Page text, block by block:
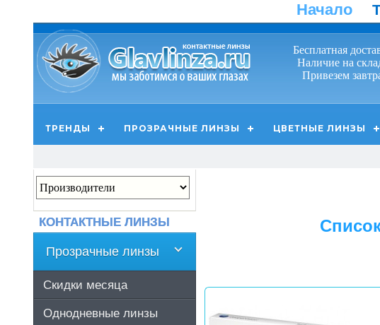
Начало
Бесплатная
Наличие на
Привезем
ТРЕНДЫ ПРОЗРАЧНЫЕ ЛИНЗЫ ЦВЕТНЫЕ ЛИНЗЫ
КОНТАКТНЫЕ ЛИНЗЫ
Прозрачные линзы
Скидки месяца
Однодневные линзы